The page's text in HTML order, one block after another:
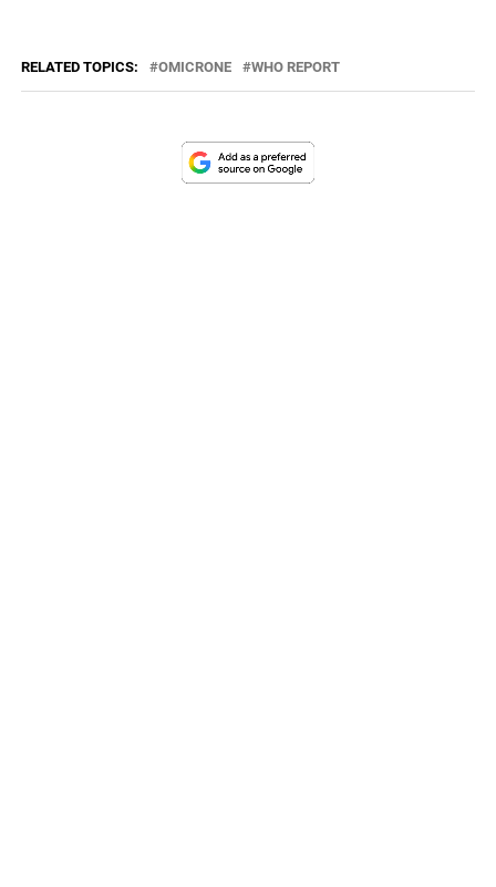
RELATED TOPICS: OMICRONE WHO REPORT